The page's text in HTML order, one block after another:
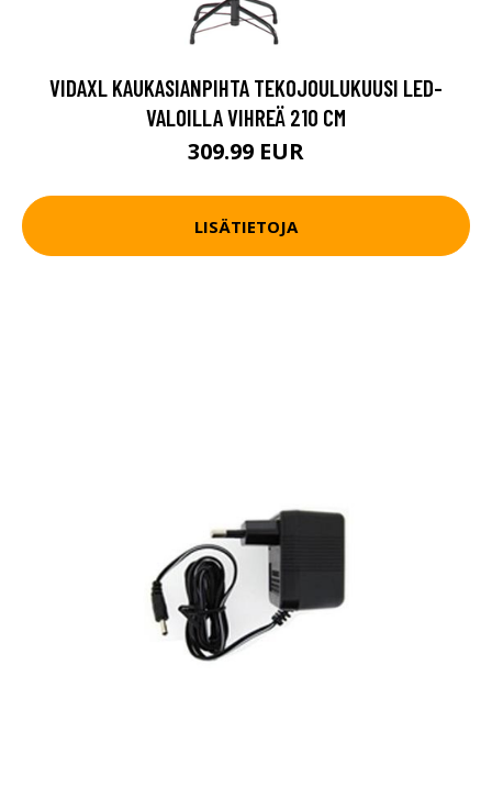
VIDAXL KAUKASIANPIHTA TEKOJOULUKUUSI LED-
VALOILLA VIHREÄ 210 CM
309.99 EUR
LISÄTIETOJA